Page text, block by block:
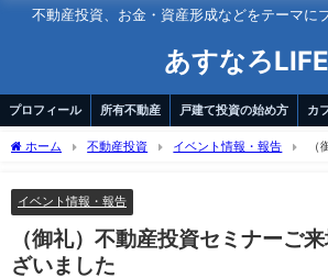
不動産投資、お金・資産形成などをテーマに
あすなろLIFE
プロフィール 所有不動産 戸建て投資の始め方 カ
ホーム 不動産投資 イベント情報・報告
（
イベント情報・報告
（御礼）不動産投資セミナーご
ざいました